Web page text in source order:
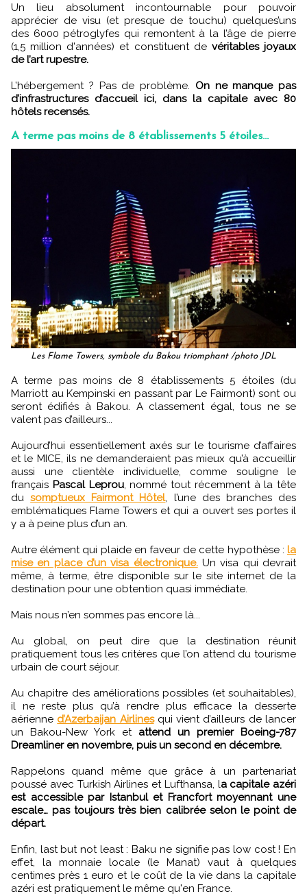
Un lieu absolument incontournable pour pouvoir
apprécier de visu (et presque de touchu) quelques’uns
des 6000 pétroglyfes qui remontent à la l’âge de pierre
(1,5 million d'années) et constituent de véritables joyaux
de l’art rupestre.
L’hébergement ? Pas de problème. On ne manque pas
d’infrastructures d’accueil ici, dans la capitale avec 80
hôtels recensés.
A terme pas moins de 8 établissements 5 étoiles...
Les Flame Towers, symbole du Bakou triomphant /photo JDL
A terme pas moins de 8 établissements 5 étoiles (du
Marriott au Kempinski en passant par Le Fairmont) sont ou
seront édifiés à Bakou. A classement égal, tous ne se
valent pas d’ailleurs...
Aujourd’hui essentiellement axés sur le tourisme d’affaires
et le MICE, ils ne demanderaient pas mieux qu’à accueillir
aussi une clientèle individuelle, comme souligne le
français Pascal Leprou, nommé tout récemment à la tête
dusomptueux Fairmont Hôtel, l’une des branches des
emblématiques Flame Towers et qui a ouvert ses portes il
y a à peine plus d’un an.
Autre élément qui plaide en faveur de cette hypothèse : la
mise en place d’un visa électronique.Un visa qui devrait
même, à terme, être disponible sur le site internet de la
destination pour une obtention quasi immédiate.
Mais nous n’en sommes pas encore là...
Au global, on peut dire que la destination réunit
pratiquement tous les critères que l’on attend du tourisme
urbain de court séjour.
Au chapitre des améliorations possibles (et souhaitables),
il ne reste plus qu’à rendre plus efficace la desserte
aérienne d’Azerbaijan Airlinesqui vient d’ailleurs de lancer
un Bakou-New York et attend un premier Boeing-787
Dreamliner en novembre, puis un second en décembre.
Rappelons quand même que grâce à un partenariat
poussé avec Turkish Airlines et Lufthansa, la capitale azéri
est accessible par Istanbul et Francfort moyennant une
escale… pas toujours très bien calibrée selon le point de
départ.
Enfin, last but not least : Baku ne signifie pas low cost ! En
effet, la monnaie locale (le Manat) vaut à quelques
centimes près 1 euro et le coût de la vie dans la capitale
azéri est pratiquement le même qu'en France.